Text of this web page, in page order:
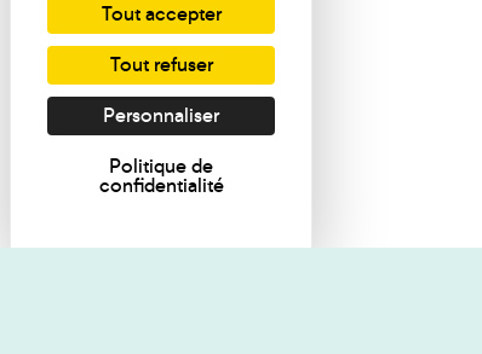
Tout accepter
Tout refuser
Personnaliser
Politique de
confidentialité